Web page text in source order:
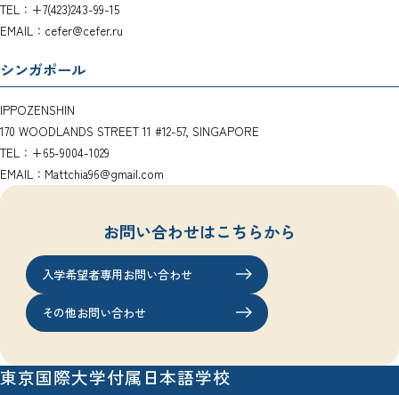
TEL：+7(423)243-99-15
EMAIL：cefer@cefer.ru
シンガポール
IPPOZENSHIN
170 WOODLANDS STREET 11 #12-57, SINGAPORE
TEL：+65-9004-1029
EMAIL：Mattchia96@gmail.com
お問い合わせはこちらから
入学希望者専用お問い合わせ
その他お問い合わせ
東京国際大学付属日本語学校